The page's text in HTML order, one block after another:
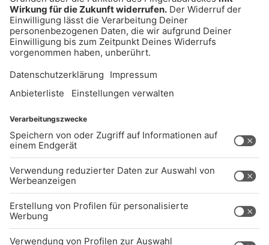
UNTERNEHMEN
Kontakt
Jobs
Sendeempfang
Über uns